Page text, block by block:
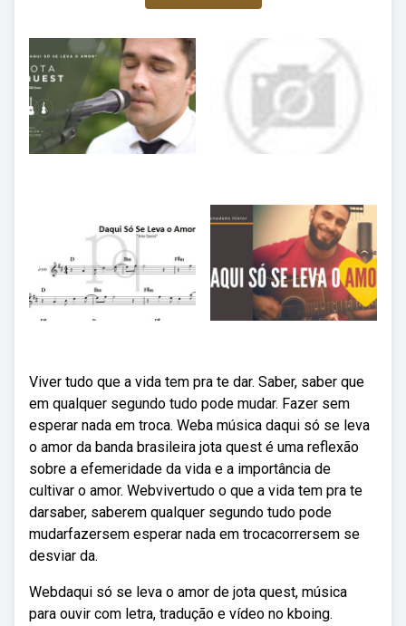
Viver tudo que a vida tem pra te dar. Saber, saber que
em qualquer segundo tudo pode mudar. Fazer sem
esperar nada em troca. Weba música daqui só se leva
o amor da banda brasileira jota quest é uma reflexão
sobre a efemeridade da vida e a importância de
cultivar o amor. Webvivertudo o que a vida tem pra te
darsaber, saberem qualquer segundo tudo pode
mudarfazersem esperar nada em trocacorrersem se
desviar da.
Webdaqui só se leva o amor de jota quest, música
para ouvir com letra, tradução e vídeo no kboing.